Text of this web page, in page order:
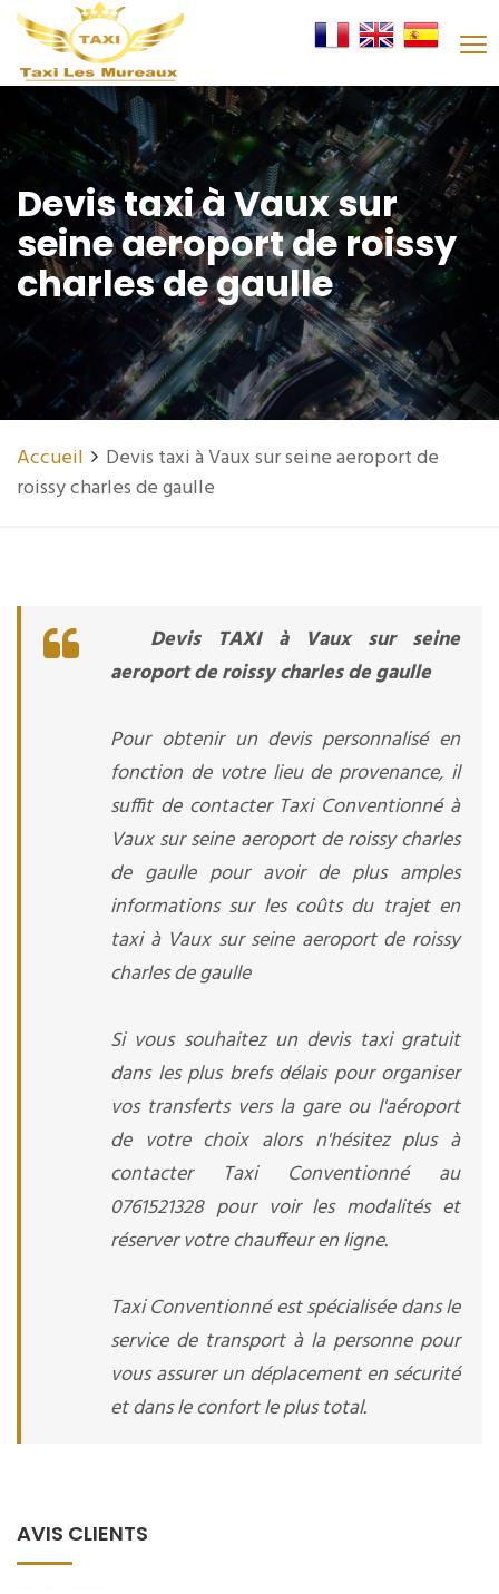
Devis taxi à Vaux sur
seine aeroport de roissy
charles de gaulle
Accueil
Devis taxi à Vaux sur seine aeroport de
roissy charles de gaulle
Devis TAXI à Vaux sur seine
aeroport de roissy charles de gaulle
Pour obtenir un devis personnalisé en
fonction de votre lieu de provenance, il
suffit de contacter Taxi Conventionné à
Vaux sur seine aeroport de roissy charles
de gaulle pour avoir de plus amples
informations sur les coûts du trajet en
taxi à Vaux sur seine aeroport de roissy
charles de gaulle
Si vous souhaitez un devis taxi gratuit
dans les plus brefs délais pour organiser
vos transferts vers la gare ou l'aéroport
de votre choix alors n'hésitez plus à
contacter Taxi Conventionné au
0761521328 pour voir les modalités et
réserver votre chauffeur en ligne.
Taxi Conventionné est spécialisée dans le
service de transport à la personne pour
vous assurer un déplacement en sécurité
et dans le confort le plus total.
AVIS CLIENTS